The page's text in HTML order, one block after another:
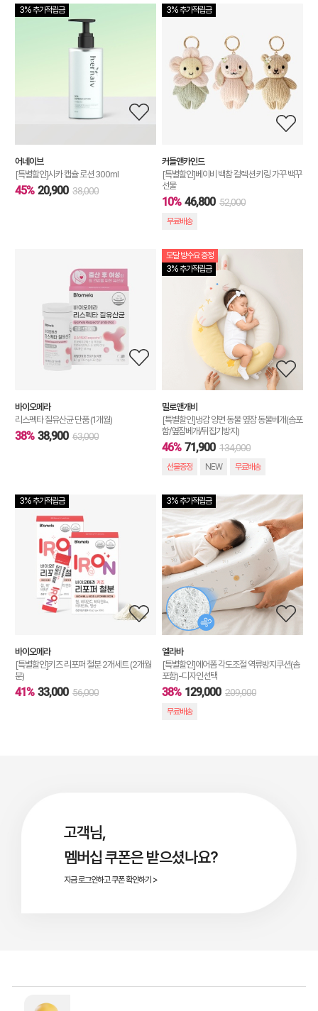
3% 추가적립금
어네이브
[특별할인]시카 캡슐 로션 300ml
45% 20,900 38,000
3% 추가적립금
커들앤카인드
[특별할인]베이비 백참 컬렉션 키링 가꾸 백꾸
선물
10% 46,800 52,000
무료배송
바이오메라
리스펙타 질유산균 단품 (1개월)
38% 38,900 63,000
3% 추가적립금
모달 방수요 증정
밀로앤개비
[특별할인]냉감 양면 동물 옆잠 동물베개(솜포
함/옆잠베개/뒤집기방지)
46% 71,900 134,000
선물증정 NEW 무료배송
3% 추가적립금
바이오메라
[특별할인]키즈 리포퍼 철분 2개세트 (2개월
분)
41% 33,000 56,000
3% 추가적립금
엘라바
[특별할인]에어폼 각도조절 역류방지쿠션(솜
포함)-디자인선택
38% 129,000 209,000
무료배송
고객님,
멤버십 쿠폰은 받으셨나요?
지금 로그인하고 쿠폰 확인하기 >